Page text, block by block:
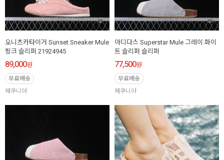
오니츠카타이거 Sunset Sneaker Mule
핑크 슬리퍼 21924945
89,000원
무료배송
페쿠니아
아디다스 Superstar Mule 그레이 화이
트 슬리퍼 슬리퍼
77,500원
무료배송
페쿠니아